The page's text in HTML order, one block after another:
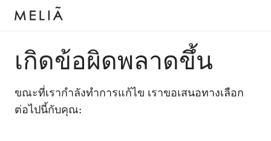
เกิดข้อผิดพลาดขึ้น
ขณะที่เรากำลังทำการแก้ไข เราขอเสนอทางเลือก
ต่อไปนี้กับคุณ: